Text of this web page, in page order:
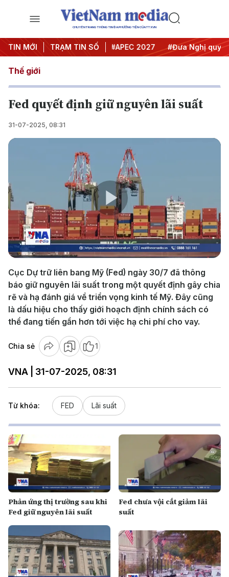
CHUYÊN TRANG THÔNG TIN ĐA PHƯƠNG TIỆN CỦA TTXVN
TIN MỚI TRẠM TIN SỐ
#Hội nghị Trung ương 3 #APEC 2027 #Đưa Nghị quyết
Thế giới
Fed quyết định giữ nguyên lãi suất
31-07-2025, 08:31
Play
Video
Cục Dự trữ liên bang Mỹ (Fed) ngày 30/7 đã thông
báo giữ nguyên lãi suất trong một quyết định gây chia
rẽ và hạ đánh giá về triển vọng kinh tế Mỹ. Đây cũng
là dấu hiệu cho thấy giới hoạch định chính sách có
thể đang tiến gần hơn tới việc hạ chi phí cho vay.
Chia sẻ 1
VNA | 31-07-2025, 08:31
Từ khóa: FED Lãi suất
Phản ứng thị trường sau khi
Fed giữ nguyên lãi suất
Fed chưa vội cắt giảm lãi
suất